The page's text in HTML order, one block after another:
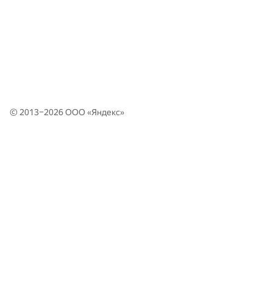
© 2013–2026 ООО «Яндекс»